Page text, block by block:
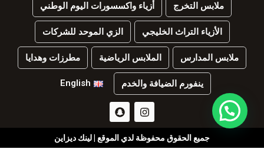
ملابس التخرج أزياء واكسسورات اليوم الوطني
الأزياء التراث الخليجي الزي الموحد للشركات
ملابس المدارس الملابس الرياضية مطرزات وهدايا
ينفورم الضيافة والخدم English
جميع الحقوق محفوظة لدي الموقع | لينك ديزاين